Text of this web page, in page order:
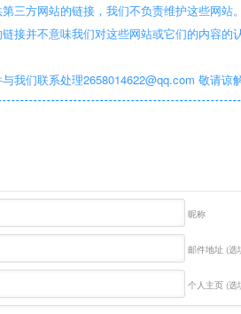
三方网站的链接，我们不负责维护这些网站
接并不意味我们对这些网站或它们的内容
我们联系处理2658014622@qq.com 敬请谅
昵称
邮件地址 (选
个人主页 (选